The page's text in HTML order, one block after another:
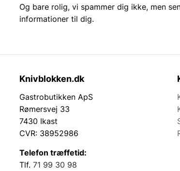
Og bare rolig, vi spammer dig ikke, men
informationer til dig.
Knivblokken.dk
Gastrobutikken ApS
Rømersvej 33
7430 Ikast
CVR: 38952986
Telefon træffetid:
Tlf. 71 99 30 98